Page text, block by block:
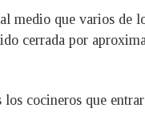
medio que varios de
cerrada por
cocineros que